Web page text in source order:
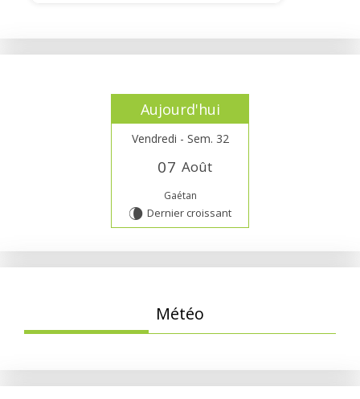
Aujourd'hui
Vendredi - Sem. 32
07 Août
Gaétan
V Dernier croissant
Météo